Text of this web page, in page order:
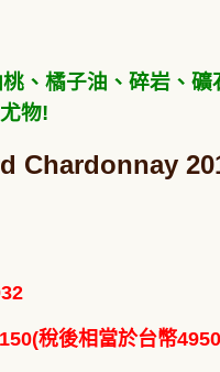
、橘子油、碎岩、礦
物!
Chardonnay
稅後相當於台幣